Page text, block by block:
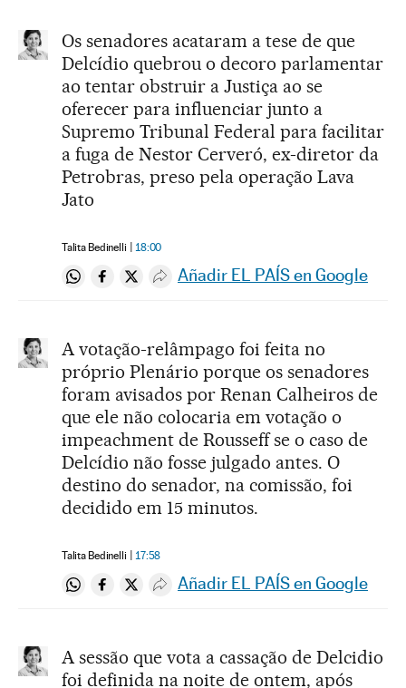
Os senadores acataram a tese de que
Delcídio quebrou o decoro parlamentar
ao tentar obstruir a Justiça ao se
oferecer para influenciar junto a
Supremo Tribunal Federal para facilitar
a fuga de Nestor Cerveró, ex-diretor da
Petrobras, preso pela operação Lava
Jato
Talita Bedinelli 18:00
Compartir en Whatsapp
Compartir en Facebook
Compartir en Twitter
Desplegar Redes Sociales
Añadir EL PAÍS en Google
A votação-relâmpago foi feita no
próprio Plenário porque os senadores
foram avisados por Renan Calheiros de
que ele não colocaria em votação o
impeachment de Rousseff se o caso de
Delcídio não fosse julgado antes. O
destino do senador, na comissão, foi
decidido em 15 minutos.
Talita Bedinelli 17:58
Compartir en Whatsapp
Compartir en Facebook
Compartir en Twitter
Desplegar Redes Sociales
Añadir EL PAÍS en Google
A sessão que vota a cassação de Delcidio
foi definida na noite de ontem, após